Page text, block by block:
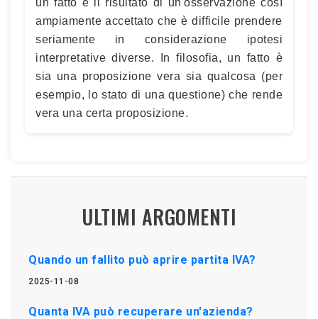
un fatto è il risultato di un'osservazione così
ampiamente accettato che è difficile prendere
seriamente in considerazione ipotesi
interpretative diverse. In filosofia, un fatto è
sia una proposizione vera sia qualcosa (per
esempio, lo stato di una questione) che rende
vera una certa proposizione.
ULTIMI ARGOMENTI
Quando un fallito può aprire partita IVA?
2025-11-08
Quanta IVA può recuperare un'azienda?